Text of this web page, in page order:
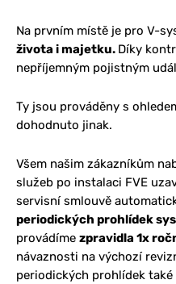
Na prvním místě je pro V-
života i majetku. Díky
nepříjemným pojistným
Ty jsou prováděny s
dohodnuto jinak.
Všem našim zákazníkům
služeb po instalaci FVE
servisní smlouvě
periodických prohlídek
provádíme zpravidla 1x
návaznosti na výchozí
periodických prohlídek